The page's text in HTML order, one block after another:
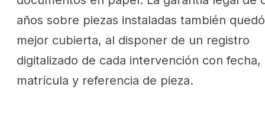
años sobre piezas instaladas también quedó
mejor cubierta, al disponer de un registro
digitalizado de cada intervención con fecha,
matrícula y referencia de pieza.